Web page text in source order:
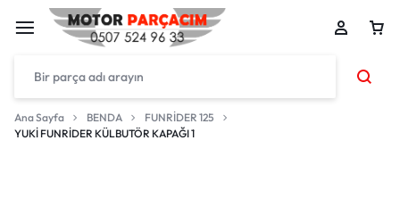
Ana Sayfa BENDA
FUNRİDER 125
YUKİ FUNRİDER KÜLBUTÖR KAPAĞI 1